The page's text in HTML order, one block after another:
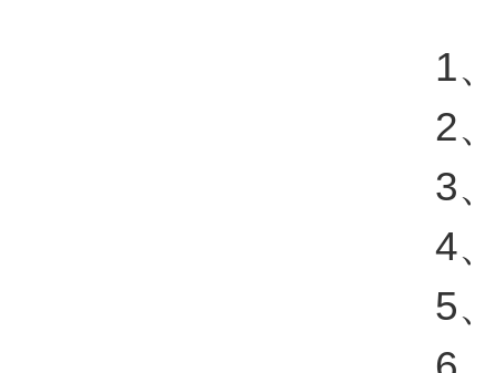
1、
2、
3、
4、
5、